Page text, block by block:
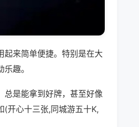
起来简单便捷。特别是在大
趣。
总是能拿到好牌，甚至好像
(开心十三张,同城游五十K,